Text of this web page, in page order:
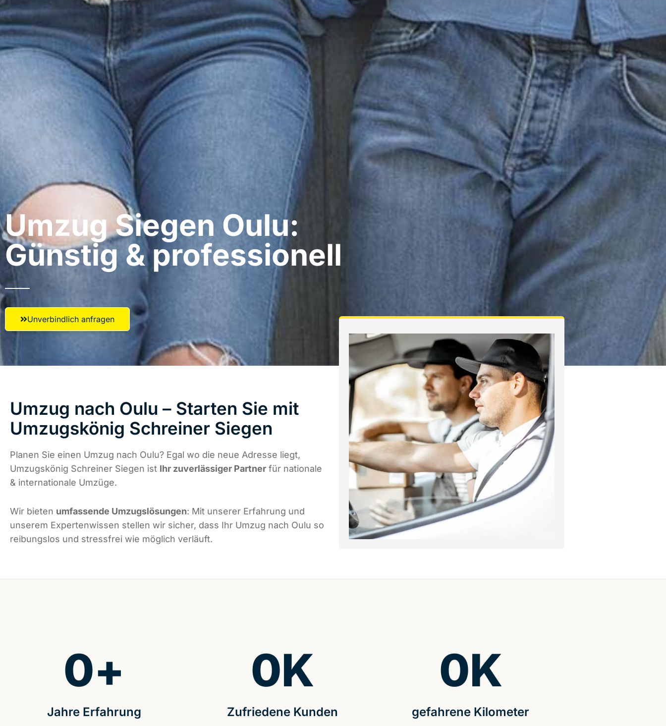
Umzug Siegen​ Oulu:
Günstig & professionell​
Unverbindlich anfragen
Umzug nach Oulu – Starten Sie mit
Umzugskönig Schreiner Siegen
Planen Sie einen Umzug nach Oulu? Egal wo die neue Adresse liegt,
Umzugskönig Schreiner Siegen ist Ihr zuverlässiger Partner für nationale
& internationale Umzüge.
Wir bieten umfassende Umzugslösungen: Mit unserer Erfahrung und
unserem Expertenwissen stellen wir sicher, dass Ihr Umzug nach Oulu so
reibungslos und stressfrei wie möglich verläuft.
Jahre Erfahrung
0+
Zufriedene Kunden
0K
gefahrene Kilometer
0K